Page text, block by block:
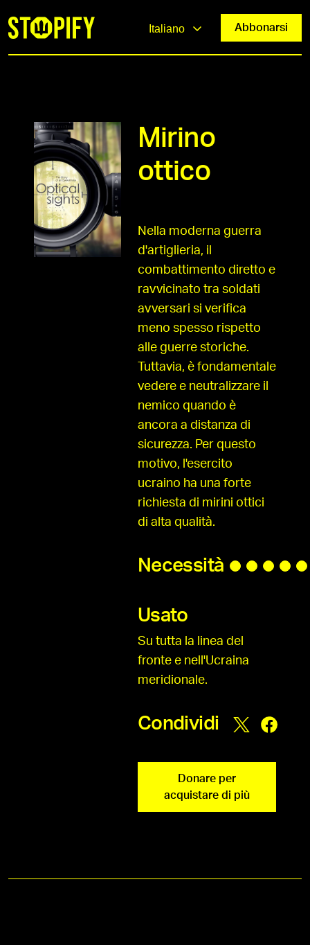
Italiano Abbonarsi
Mirino
ottico
Nella moderna guerra
d'artiglieria, il
combattimento diretto e
ravvicinato tra soldati
avversari si verifica
meno spesso rispetto
alle guerre storiche.
Tuttavia, è fondamentale
vedere e neutralizzare il
nemico quando è
ancora a distanza di
sicurezza. Per questo
motivo, l'esercito
ucraino ha una forte
richiesta di mirini ottici
di alta qualità.
Necessità
Usato
Su tutta la linea del
fronte e nell'Ucraina
meridionale.
Condividi
Donare per
acquistare di più